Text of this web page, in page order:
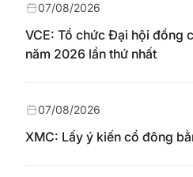
VCE: Tổ chức Đại hội đồng
năm 2026 lần thứ nhất
07/08/2026
XMC: Lấy ý kiến cổ đông
07/08/2026